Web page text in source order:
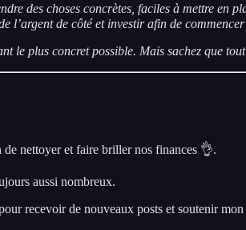
des choses concrètes, faciles à mettre
l’argent de côté et investir afin de
le plus concret possible. Mais sachez que
de nettoyer et faire briller nos finances 👌.
aussi nombreux.
recevoir de nouveaux posts et soutenir